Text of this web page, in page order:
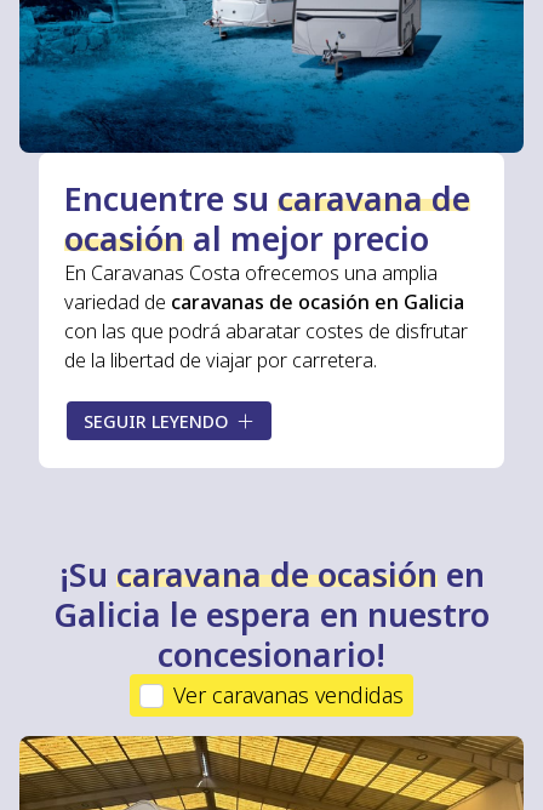
Encuentre su caravana de
ocasiónal mejor precio
En Caravanas Costa ofrecemos una amplia
variedad de caravanas de ocasión en Galicia
con las que podrá abaratar costes de disfrutar
de la libertad de viajar por carretera.
Todas nuestrascaravanas de segunda mano
están totalmente revisadas y bien conservadas,
lo que le asegura que podrá comprar una
encuentre la caravana que más se adapte a sus
necesidades.
SEGUIR LEYENDO
¡Su caravana de ocasiónen
Galicia le espera en nuestro
concesionario!
Ver caravanas vendidas